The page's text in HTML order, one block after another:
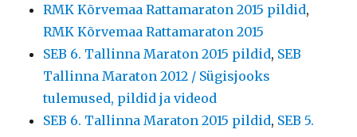
RMK Kõrvemaa Rattamaraton 2015 pildid,
RMK Kõrvemaa Rattamaraton 2015
SEB 6. Tallinna Maraton 2015 pildid, SEB
Tallinna Maraton 2012 / Sügisjooks
tulemused, pildid ja videod
SEB 6. Tallinna Maraton 2015 pildid, SEB 5.